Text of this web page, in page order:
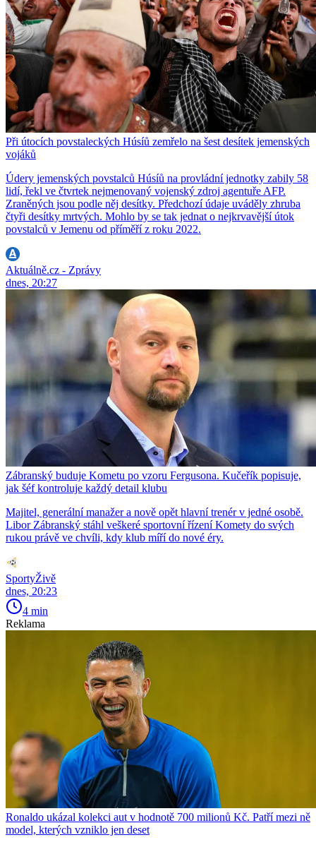
Při útocích povstaleckých Húsíů zemřelo na šest desítek jemenských
vojáků
Údery jemenských povstalců Húsíů na provládní jednotky zabily 58
lidí, řekl ve čtvrtek nejmenovaný vojenský zdroj agentuře AFP.
Zraněných jsou podle něj desítky. Předchozí údaje uváděly zhruba
čtyři desítky mrtvých. Mohlo by se tak jednat o nejkrvavější útok
povstalců v Jemenu od příměří z roku 2022.
Aktuálně.cz - Zprávy
dnes, 20:27
Zábranský buduje Kometu po vzoru Fergusona. Kučeřík popisuje,
jak šéf kontroluje každý detail klubu
Majitel, generální manažer a nově opět hlavní trenér v jedné osobě.
Libor Zábranský stáhl veškeré sportovní řízení Komety do svých
rukou právě ve chvíli, kdy klub míří do nové éry.
SportyŽivě
dnes, 20:23
4 min
Reklama
Ronaldo ukázal kolekci aut v hodnotě 700 milionů Kč. Patří mezi ně
model, kterých vzniklo jen deset